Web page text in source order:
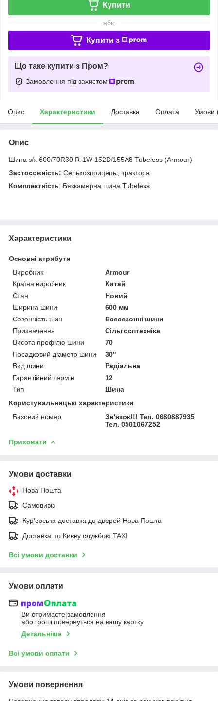
Купити
або
Купити з
Що таке купити з Пром?
Замовлення під захистом
Опис Характеристики Доставка Оплата Умови
Опис
Шина з/х 600/70R30 R-1W 152D/155A8 Tubeless (Armour)
Застосовність: Сельхозприцепы, трактора
Комплектність: Безкамерна шина Tubeless
Характеристики
Основні атрибути
Виробник
Armour
Країна виробник
Китай
Стан
Новий
Ширина шини
600 мм
Сезонність шин
Всесезонні шини
Призначення
Сільгосптехніка
Висота профілю шини
70
Посадковий діаметр шини
30"
Вид шини
Радіальна
Гарантійний термін
12
Тип
Шина
Користувальницькі характеристики
Базовий номер
Зв'язок!!! Тел. 0680887935
Тел. 0501067252
Приховати
Умови доставки
Нова Пошта
Самовивіз
Курʼєрська доставка до дверей Нова Пошта
Доставка по Києву службою TAXI
Всі умови доставки
Умови оплати
Ви отримаєте замовлення
або гроші повернуться на вашу картку
Детальніше
Всі умови оплати
Умови повернення